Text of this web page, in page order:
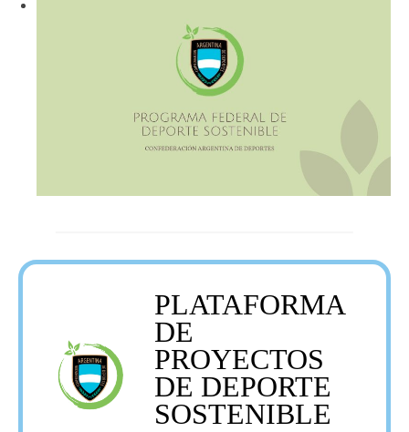
PLATAFORMA
DE
PROYECTOS
DE DEPORTE
SOSTENIBLE